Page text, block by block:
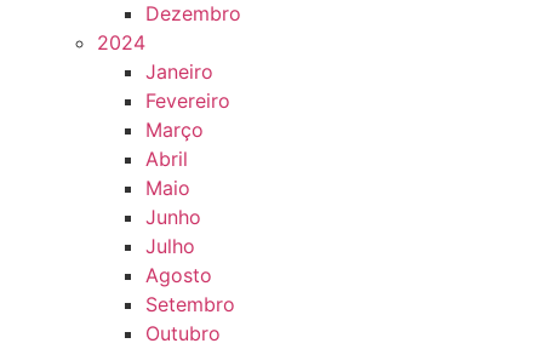
Dezembro
2024
Janeiro
Fevereiro
Março
Abril
Maio
Junho
Julho
Agosto
Setembro
Outubro